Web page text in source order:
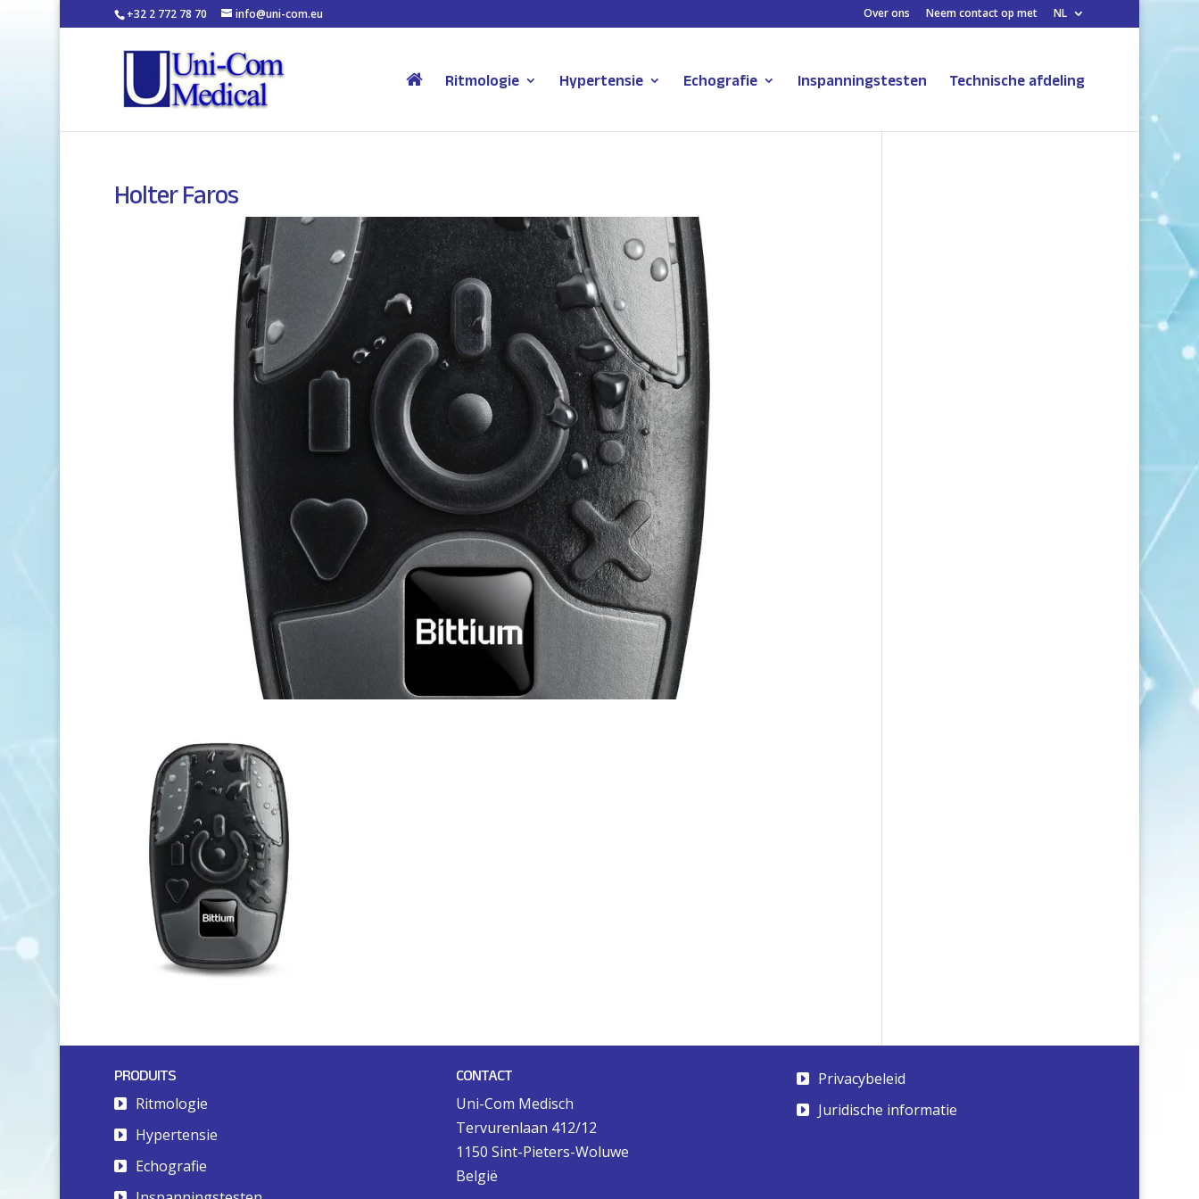
+32 2 772 78 70 info@uni-com.eu Over ons Neem contact op met NL
Ritmologie Hypertensie Echografie Inspanningstesten Technische afdeling
Holter Faros
PRODUITS
Ritmologie
Hypertensie
Echografie
CONTACT
Uni-Com Medisch
Tervurenlaan 412/12
1150 Sint-Pieters-Woluwe
België
Privacybeleid
Juridische informatie